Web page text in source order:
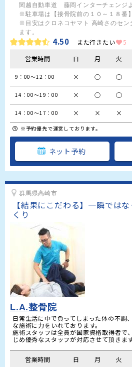
関越自動車道　藤岡インターチェンジ
※駐車場は【接骨院前の１０～１８番
※目安はクロネコヤマト 高崎さのセン
ます。
4.50 また行きたい
5
営業時間
日 月 火
9：00～12：00 × ○ ○
14：00～19：00 × ○ ○
14：00～17：00 × × ×
※予約優先で運営しております。
ネット予約
群馬県高崎市
【結果にこだわる】一瞬では
くり
L.A.整骨院
日常生活に中で負ってしまった体の不調
な施術に力をいれております。
施術スタッフは全員が国家資格取得者で
じめ優秀なスタッフが対応させて頂きます
営業時間 日 月 火